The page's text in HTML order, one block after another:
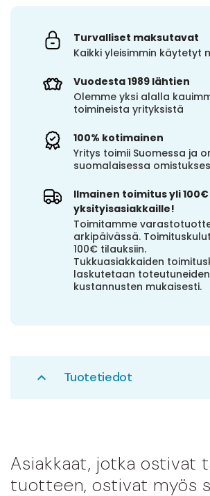
Turvalliset maksutavat
Kaikki yleisimmin käytetyt
Vuodesta 1989 lähtien
Olemme yksi alalla
toimineista yrityksistä
100% kotimainen
Yritys toimii Suomessa ja
suomalaisessa
Ilmainen toimitus yli
yksityisasiakkaille!
Toimitamme
arkipäivässä.
100€ tilauksiin.
Tukkuasiakkaiden
laskutetaan toteutuneiden
kustannusten mukaisesti.
expand_less Tuotetiedot
Asiakkaat, jotka ostivat
tuotteen, ostivat myös